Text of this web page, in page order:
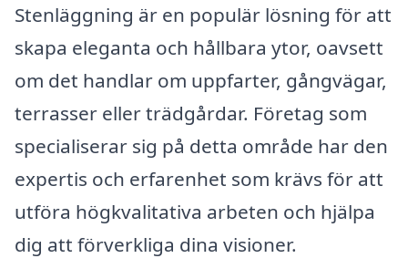
Stenläggning är en populär lösning för att
skapa eleganta och hållbara ytor, oavsett
om det handlar om uppfarter, gångvägar,
terrasser eller trädgårdar. Företag som
specialiserar sig på detta område har den
expertis och erfarenhet som krävs för att
utföra högkvalitativa arbeten och hjälpa
dig att förverkliga dina visioner.